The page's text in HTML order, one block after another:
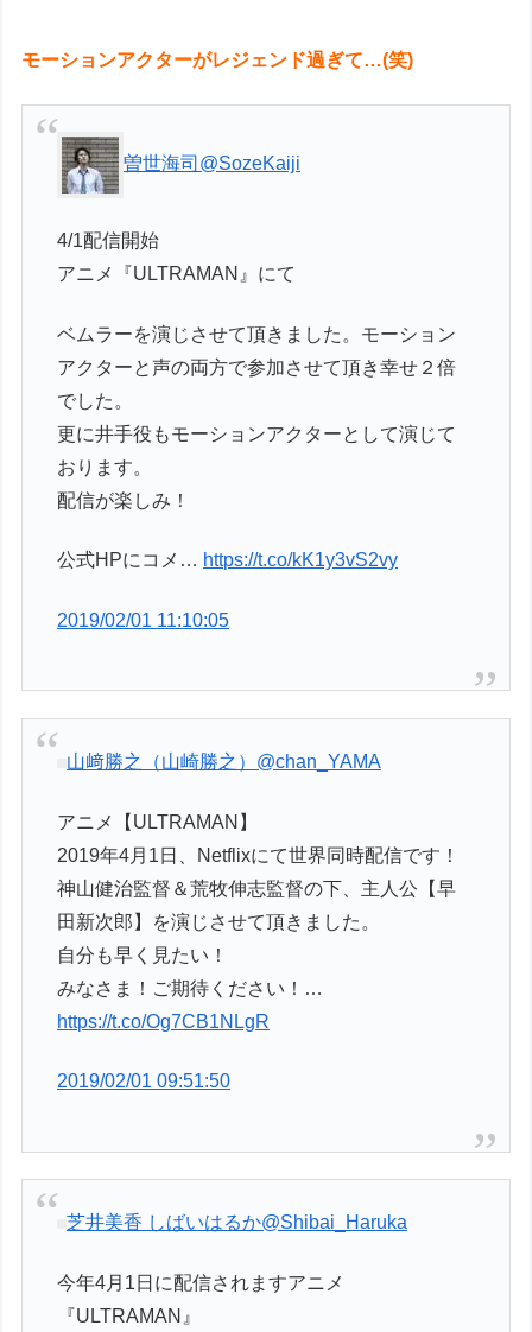
モーションアクターがレジェンド過ぎて…(笑)
曽世海司 @SozeKaiji
4/1配信開始
アニメ『ULTRAMAN』にて
ベムラーを演じさせて頂きました。モーション
アクターと声の両方で参加させて頂き幸せ２倍
でした。
更に井手役もモーションアクターとして演じて
おります。
配信が楽しみ！
公式HPにコメ… https://t.co/kK1y3vS2vy
2019/02/01 11:10:05
山﨑勝之（山崎勝之） @chan_YAMA
アニメ【ULTRAMAN】
2019年4月1日、Netflixにて世界同時配信です！
神山健治監督＆荒牧伸志監督の下、主人公【早
田新次郎】を演じさせて頂きました。
自分も早く見たい！
みなさま！ご期待ください！…
https://t.co/Og7CB1NLgR
2019/02/01 09:51:50
芝井美香 しばいはるか@Shibai_Haruka
今年4月1日に配信されますアニメ
『ULTRAMAN』